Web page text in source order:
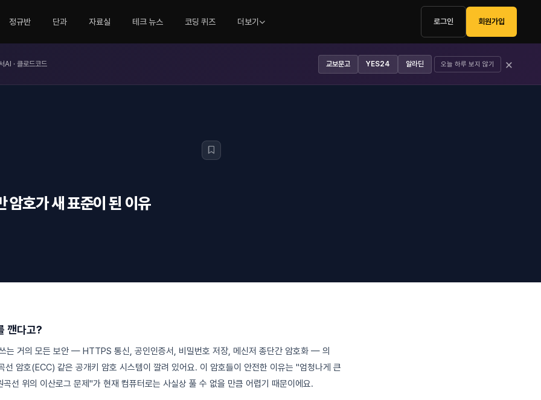
정규반 단과 자료실 테크 뉴스 코딩 퀴즈 더보기 로그인 회원가입
AI · 클로드코드 교보문고 YES24 알라딘 오늘 하루 보지 않기 ×
암호가 새 표준이 된 이유
깬다고?
는 거의 모든 보안 — HTTPS 통신, 공인인증서, 비밀번호 저장, 메신저 종단간 암호화 — 의
선 암호(ECC) 같은 공개키 암호 시스템이 깔려 있어요. 이 암호들이 안전한 이유는 "엄청나게 큰
선 위의 이산로그 문제"가 현재 컴퓨터로는 사실상 풀 수 없을 만큼 어렵기 때문이에요.